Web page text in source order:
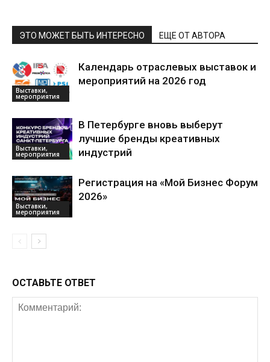
ЭТО МОЖЕТ БЫТЬ ИНТЕРЕСНО ЕЩЕ ОТ АВТОРА
Выставки,
мероприятия
Календарь отраслевых выставок и
мероприятий на 2026 год
Выставки,
мероприятия
В Петербурге вновь выберут
лучшие бренды креативных
индустрий
Выставки,
мероприятия
Регистрация на «Мой Бизнес Форум
2026»
ОСТАВЬТЕ ОТВЕТ